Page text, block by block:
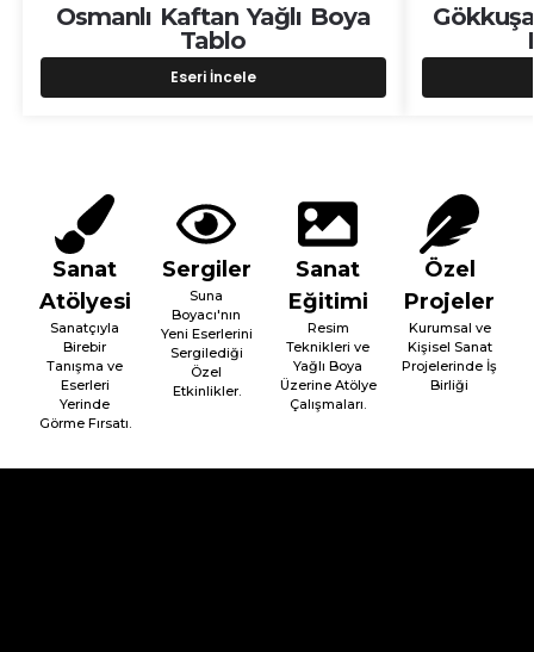
Osmanlı Kaftan Yağlı Boya
Tablo
Eseri İncele
Sanat
Atölyesi
Sanatçıyla
Birebir
Tanışma ve
Eserleri
Yerinde
Görme Fırsatı.
Sergiler
Suna
Boyacı'nın
Yeni Eserlerini
Sergilediği
Özel
Etkinlikler.
Sanat
Eğitimi
Resim
Teknikleri ve
Yağlı Boya
Üzerine Atölye
Çalışmaları.
Özel
Projeler
Kurumsal ve
Kişisel Sanat
Projelerinde İş
Birliği